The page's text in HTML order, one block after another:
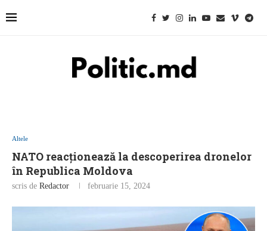
Altele
NATO reacționează la descoperirea dronelor
în Republica Moldova
scris de Redactor februarie 15, 2024